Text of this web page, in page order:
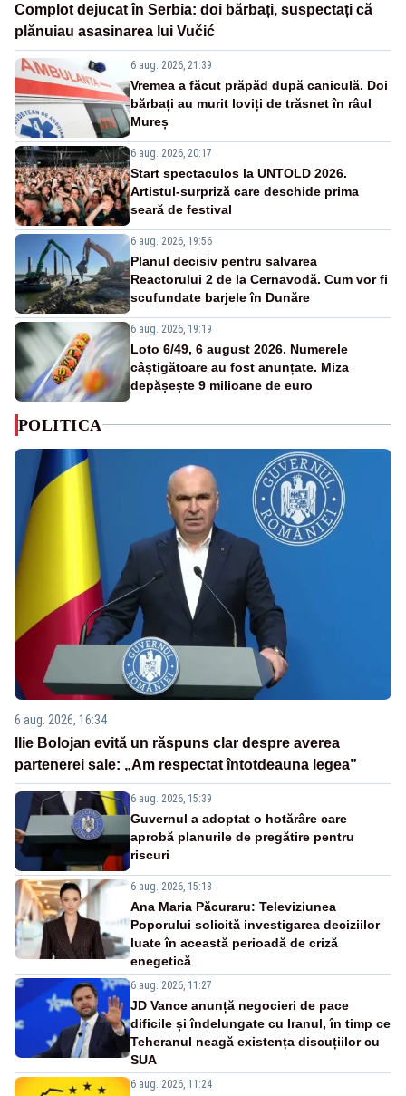
Complot dejucat în Serbia: doi bărbați, suspectați că
plănuiau asasinarea lui Vučić
6 aug. 2026, 21:39
Vremea a făcut prăpăd după caniculă. Doi
bărbați au murit loviți de trăsnet în râul
Mureș
6 aug. 2026, 20:17
Start spectaculos la UNTOLD 2026.
Artistul-surpriză care deschide prima
seară de festival
6 aug. 2026, 19:56
Planul decisiv pentru salvarea
Reactorului 2 de la Cernavodă. Cum vor fi
scufundate barjele în Dunăre
6 aug. 2026, 19:19
Loto 6/49, 6 august 2026. Numerele
câștigătoare au fost anunțate. Miza
depășește 9 milioane de euro
POLITICA
6 aug. 2026, 16:34
Ilie Bolojan evită un răspuns clar despre averea
partenerei sale: „Am respectat întotdeauna legea”
6 aug. 2026, 15:39
Guvernul a adoptat o hotărâre care
aprobă planurile de pregătire pentru
riscuri
6 aug. 2026, 15:18
Ana Maria Păcuraru: Televiziunea
Poporului solicită investigarea deciziilor
luate în această perioadă de criză
enegetică
6 aug. 2026, 11:27
JD Vance anunță negocieri de pace
dificile și îndelungate cu Iranul, în timp ce
Teheranul neagă existența discuțiilor cu
SUA
6 aug. 2026, 11:24